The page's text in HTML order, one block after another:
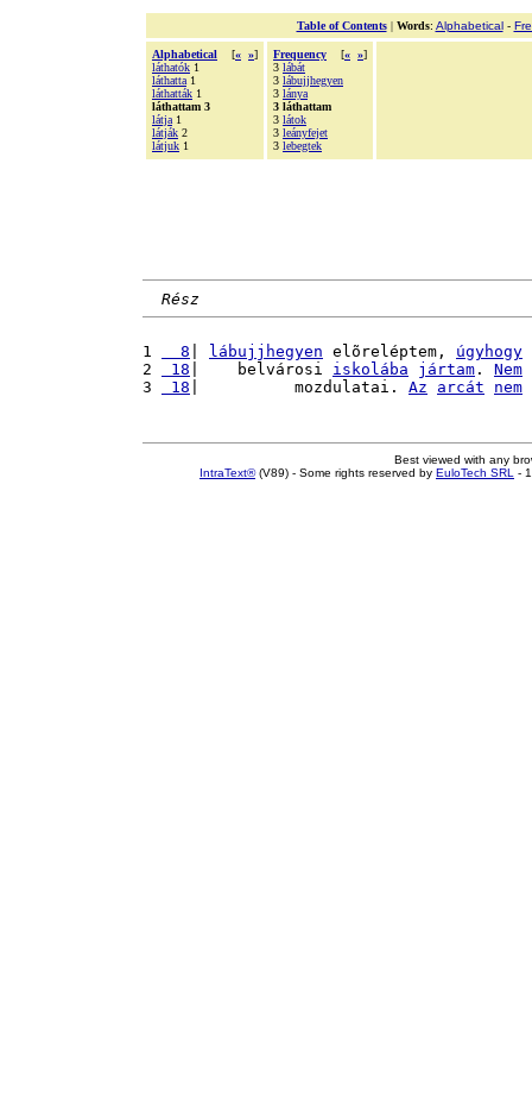
Table of Contents| Words: Alphabetical-
Alphabetical [« »]
láthatók 1
láthatta 1
láthatták 1
láthattam 3
látja 1
látják 2
látjuk 1
Frequency [« »]
3 lábát
3 lábujjhegyen
3 lánya
3 láthattam
3 látok
3 leányfejet
3 lebegtek
Rész
1
  8
lábujjhegyen elõreléptem, úgyhogy
2
18 |    belvárosi iskolába jártam . Nem
3
18 |          mozdulatai. Az arcát nem
Best viewed with any
IntraText®(V89) - Some rights reserved by EuloTech SRL -